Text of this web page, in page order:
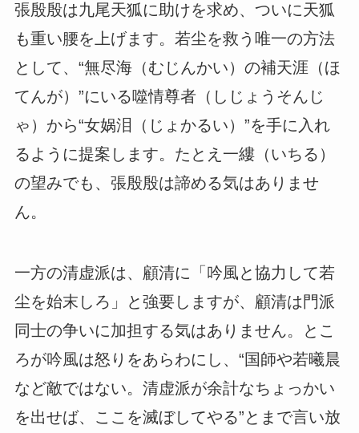
張殷殷は九尾天狐に助けを求め、ついに天狐
も重い腰を上げます。若尘を救う唯一の方法
として、“無尽海（むじんかい）の補天涯（ほ
てんが）”にいる噬情尊者（しじょうそんじ
ゃ）から“女娲泪（じょかるい）”を手に入れ
るように提案します。たとえ一縷（いちる）
の望みでも、張殷殷は諦める気はありませ
ん。
一方の清虚派は、顧清に「吟風と協力して若
尘を始末しろ」と強要しますが、顧清は門派
同士の争いに加担する気はありません。とこ
ろが吟風は怒りをあらわにし、“国師や若曦晨
など敵ではない。清虚派が余計なちょっかい
を出せば、ここを滅ぼしてやる”とまで言い放